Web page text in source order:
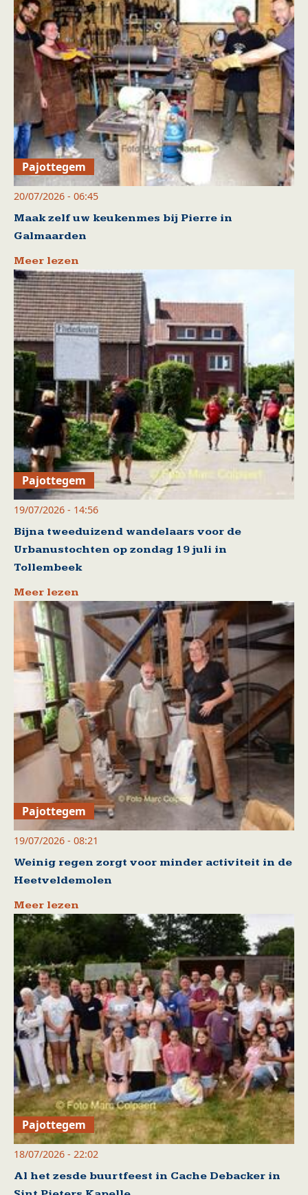
Pajottegem
20/07/2026 - 06:45
Maak zelf uw keukenmes bij Pierre in
Galmaarden
Meer lezen
Pajottegem
19/07/2026 - 14:56
Bijna tweeduizend wandelaars voor de
Urbanustochten op zondag 19 juli in
Tollembeek
Meer lezen
Pajottegem
19/07/2026 - 08:21
Weinig regen zorgt voor minder activiteit in de
Heetveldemolen
Meer lezen
Pajottegem
18/07/2026 - 22:02
Al het zesde buurtfeest in Cache Debacker in